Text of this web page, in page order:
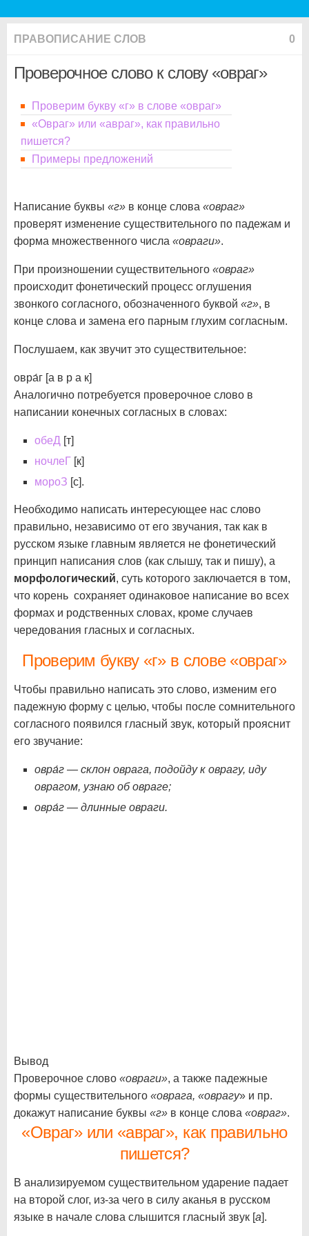
ПРАВОПИСАНИЕ СЛОВ 0
Проверочное слово к слову «овраг»
Проверим букву «г» в слове «овраг»
«Овраг» или «авраг», как правильно
пишется?
Примеры предложений
Написание буквы «г» в конце слова «овраг»
проверят изменение существительного по падежам и
форма множественного числа «овраги».
При произношении существительного «овраг»
происходит фонетический процесс оглушения
звонкого согласного, обозначенного буквой «г», в
конце слова и замена его парным глухим согласным.
Послушаем, как звучит это существительное:
овра́г [а в р а к]
Аналогично потребуется проверочное слово в
написании конечных согласных в словах:
обеД [т]
ночлеГ [к]
мороЗ [с].
Необходимо написать интересующее нас слово
правильно, независимо от его звучания, так как в
русском языке главным является не фонетический
принцип написания слов (как слышу, так и пишу), а
морфологический, суть которого заключается в том,
что корень сохраняет одинаковое написание во всех
формах и родственных словах, кроме случаев
чередования гласных и согласных.
Проверим букву «г» в слове «овраг»
Чтобы правильно написать это слово, изменим его
падежную форму с целью, чтобы после сомнительного
согласного появился гласный звук, который прояснит
его звучание:
овра́г — склон оврага, подойду к оврагу, иду
оврагом, узнаю об овраге;
овра́г — длинные овраги.
Вывод
Проверочное слово «овраги», а также падежные
формы существительного «оврага, «оврагу» и пр.
докажут написание буквы «г» в конце слова «овраг».
«Овраг» или «авраг», как правильно
пишется?
В анализируемом существительном ударение падает
на второй слог, из-за чего в силу аканья в русском
языке в начале слова слышится гласный звук [а].